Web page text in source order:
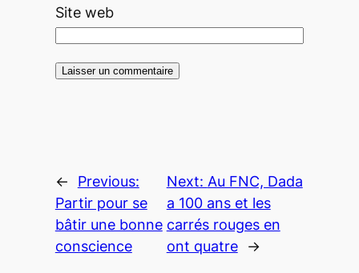
Site web
←
Previous:
Partir pour se
bâtir une bonne
conscience
Next: Au FNC, Dada
a 100 ans et les
carrés rouges en
ont quatre
→